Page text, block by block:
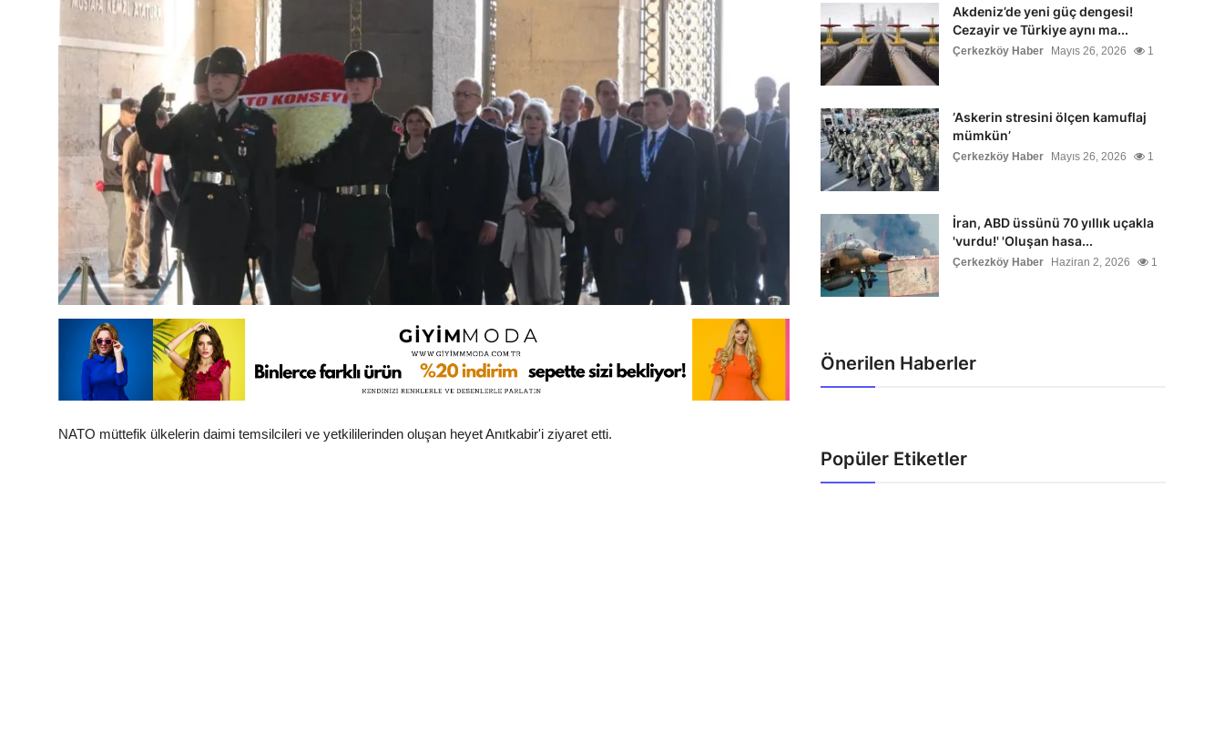
NATO müttefik ülkelerin daimi temsilcileri ve yetkililerinden oluşan heyet Anıtkabir'i ziyaret etti.
Akdeniz’de yeni güç dengesi!
Cezayir ve Türkiye aynı ma...
Çerkezköy Haber Mayıs 26, 2026 1
‘Askerin stresini ölçen kamuflaj
mümkün’
Çerkezköy Haber Mayıs 26, 2026 1
İran, ABD üssünü 70 yıllık uçakla
'vurdu!' 'Oluşan hasa...
Çerkezköy Haber Haziran 2, 2026 1
Önerilen Haberler
Popüler Etiketler